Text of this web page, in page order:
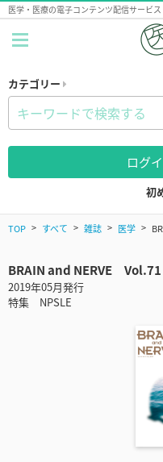
医学・医療の電子コンテンツ配信サービス
カテゴリー
ログ
初
TOP すべて 雑誌 医学
BRAIN and NERVE Vol.71
2019年05月発行
特集 NPSLE